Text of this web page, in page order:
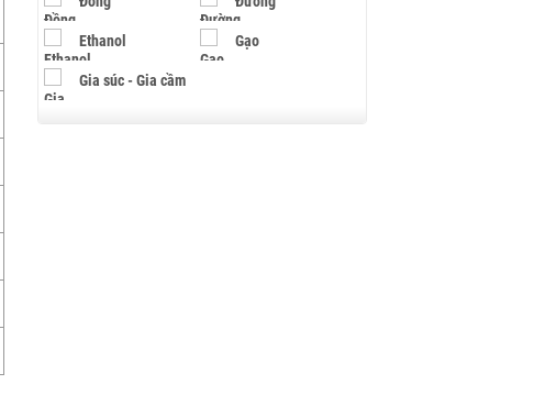
Ethanol Gạo
Gia súc - Gia cầm